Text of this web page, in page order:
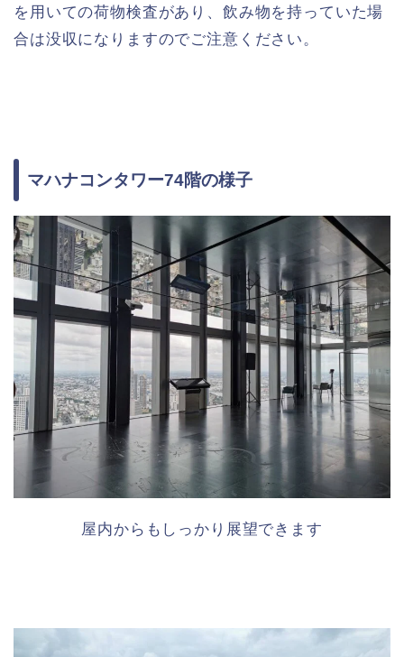
を用いての荷物検査があり、飲み物を持っていた場
合は没収になりますのでご注意ください。
マハナコンタワー74階の様子
屋内からもしっかり展望できます